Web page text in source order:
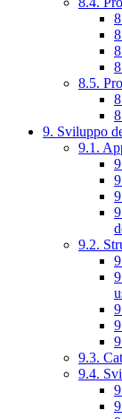
8.5.
9. Sviluppo
9.1.
9.2.
9.3.
9.4.